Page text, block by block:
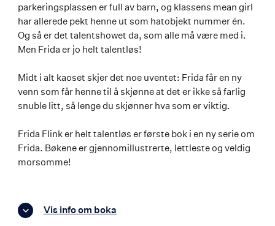
parkeringsplassen er full av barn, og klassens mean girl
har allerede pekt henne ut som hatobjekt nummer én.
Og så er det talentshowet da, som alle må være med i.
Men Frida er jo helt talentløs!
Midt i alt kaoset skjer det noe uventet: Frida får en ny
venn som får henne til å skjønne at det er ikke så farlig
snuble litt, så lenge du skjønner hva som er viktig.
Frida Flink er helt talentløs er første bok i en ny serie om
Frida. Bøkene er gjennomillustrerte, lettleste og veldig
morsomme!
Vis info om boka